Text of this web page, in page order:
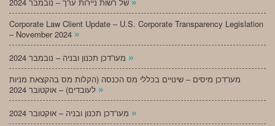
Corporate Law Client Update – U.S. Corporate Transparency Legislation
– November 2024 »
»
מעו”דכן מיסים – שינויים בכללי מס הכנסה (הקלות מס בהקצאת מניות
»
»